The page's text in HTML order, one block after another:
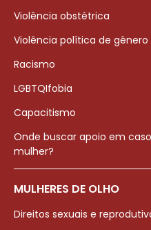
Violência obstétrica
Violência política de gênero
Racismo
LGBTQIfobia
Capacitismo
Onde buscar apoio em
mulher?
MULHERES DE OLHO
Direitos sexuais e